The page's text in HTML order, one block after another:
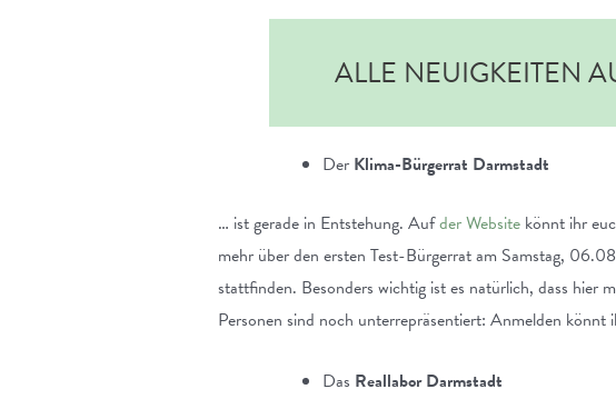
ALLE NEUIGKEITEN
Der Klima-Bürgerrat Darmstadt
… ist gerade in Entstehung. Aufder Websitekönnt ihr
mehr über den ersten Test-Bürgerrat am Samstag,
stattfinden. Besonders wichtig ist es natürlich, dass hier
Personen sind noch unterrepräsentiert: Anmelden könnt
Das Reallabor Darmstadt